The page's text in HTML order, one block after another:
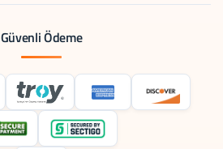
Güvenli Ödeme